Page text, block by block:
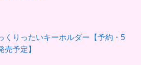
くりったいキーホルダー【予約・5
売予定】